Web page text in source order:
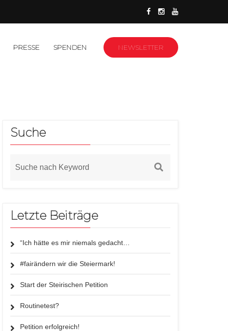
PRESSE SPENDEN NEWSLETTER
Suche
Letzte Beiträge
“Ich hätte es mir niemals gedacht…
#fairändern wir die Steiermark!
Start der Steirischen Petition
Routinetest?
Petition erfolgreich!